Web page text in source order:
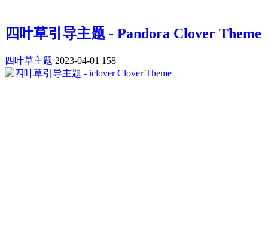
四叶草引导主题 - Pandora Clover Theme
四叶草主题 2023-04-01 158